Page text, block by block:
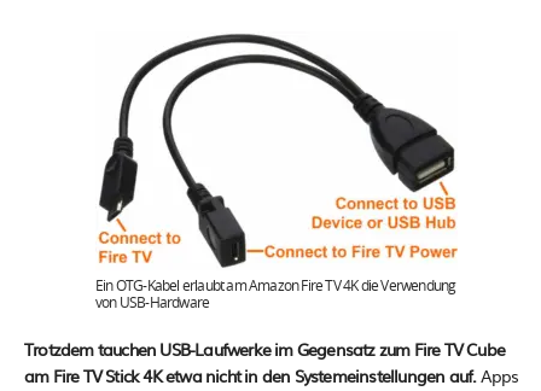
Ein OTG-Kabel erlaubt am Amazon Fire TV 4K die Verwendung
von USB-Hardware
Trotzdem tauchen USB-Laufwerke im Gegensatz zum Fire TV Cube
am Fire TV Stick 4K etwa nicht in den Systemeinstellungen auf.Apps